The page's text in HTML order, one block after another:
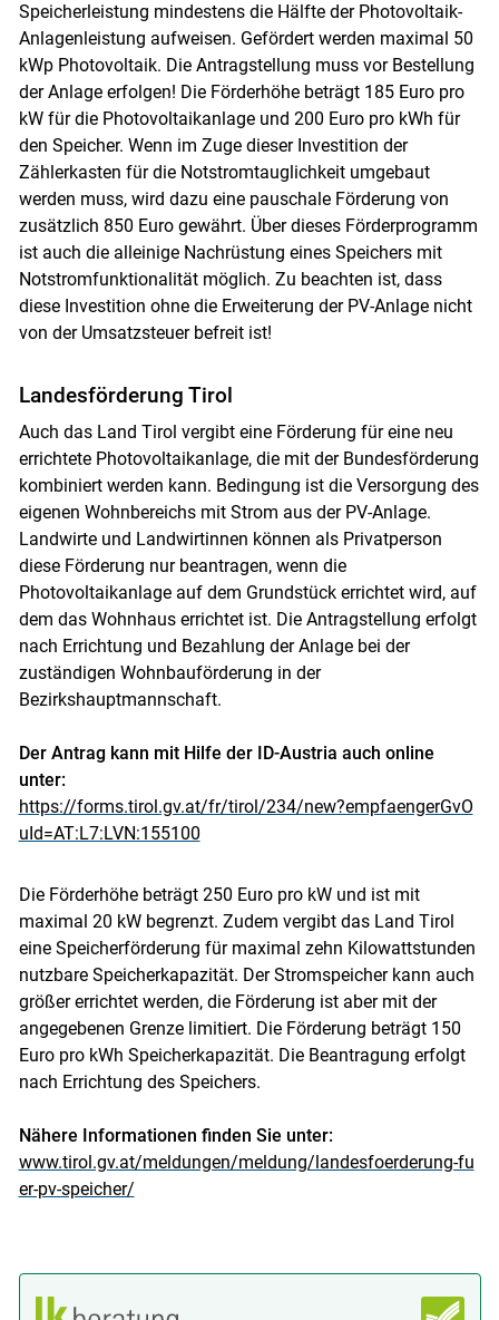
Speicherleistung mindestens die Hälfte der Photovoltaik-
Anlagenleistung aufweisen. Gefördert werden maximal 50
kWp Photovoltaik. Die Antragstellung muss vor Bestellung
der Anlage erfolgen! Die Förderhöhe beträgt 185 Euro pro
kW für die Photovoltaikanlage und 200 Euro pro kWh für
den Speicher. Wenn im Zuge dieser Investition der
Zählerkasten für die Notstromtauglichkeit umgebaut
werden muss, wird dazu eine pauschale Förderung von
zusätzlich 850 Euro gewährt. Über dieses Förderprogramm
ist auch die alleinige Nachrüstung eines Speichers mit
Notstromfunktionalität möglich. Zu beachten ist, dass
diese Investition ohne die Erweiterung der PV-Anlage nicht
von der Umsatzsteuer befreit ist!
Landesförderung Tirol
Auch das Land Tirol vergibt eine Förderung für eine neu
errichtete Photovoltaikanlage, die mit der Bundesförderung
kombiniert werden kann. Bedingung ist die Versorgung des
eigenen Wohnbereichs mit Strom aus der PV-Anlage.
Landwirte und Landwirtinnen können als Privatperson
diese Förderung nur beantragen, wenn die
Photovoltaikanlage auf dem Grundstück errichtet wird, auf
dem das Wohnhaus errichtet ist. Die Antragstellung erfolgt
nach Errichtung und Bezahlung der Anlage bei der
zuständigen Wohnbauförderung in der
Bezirkshauptmannschaft.
Der Antrag kann mit Hilfe der ID-Austria auch online
unter:
https://forms.tirol.gv.at/fr/tirol/234/new?empfaengerGvO
uId=AT:L7:LVN:155100
Die Förderhöhe beträgt 250 Euro pro kW und ist mit
maximal 20 kW begrenzt. Zudem vergibt das Land Tirol
eine Speicherförderung für maximal zehn Kilowattstunden
nutzbare Speicherkapazität. Der Stromspeicher kann auch
größer errichtet werden, die Förderung ist aber mit der
angegebenen Grenze limitiert. Die Förderung beträgt 150
Euro pro kWh Speicherkapazität. Die Beantragung erfolgt
nach Errichtung des Speichers.
Nähere Informationen finden Sie unter:
www.tirol.gv.at/meldungen/meldung/landesfoerderung-fu
er-pv-speicher/